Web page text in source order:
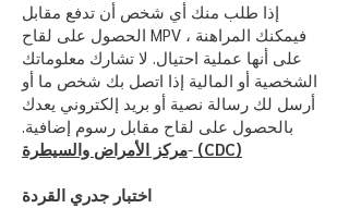
إذا طلب منك أي شخص أن تدفع مقابل
الحصول على لقاح MPV ، فيمكنك المراهنة
على أنها عملية احتيال. لا تشارك معلوماتك
الشخصية أو المالية إذا اتصل بك شخص ما أو
أرسل لك رسالة نصية أو بريد إلكتروني يعدك
بالحصول على لقاح مقابل رسوم إضافية.
- مركز الأمراض والسيطرة (CDC)
اختبار جدري القردة